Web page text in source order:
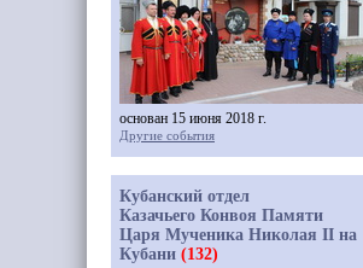
основан 15 июня 2018 г.
Другие события
Кубанский отдел
Казачьего Конвоя Памяти
Царя Мученика Николая II на
Кубани (132)